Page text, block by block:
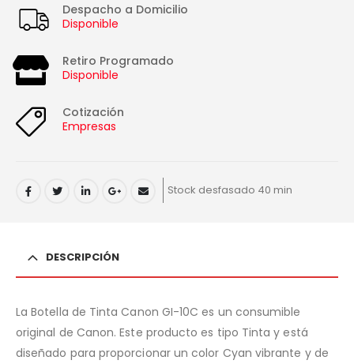
Despacho a Domicilio
Disponible
Retiro Programado
Disponible
Cotización
Empresas
Stock desfasado 40 min
DESCRIPCIÓN
La Botella de Tinta Canon GI-10C es un consumible
original de Canon. Este producto es tipo Tinta y está
diseñado para proporcionar un color Cyan vibrante y de